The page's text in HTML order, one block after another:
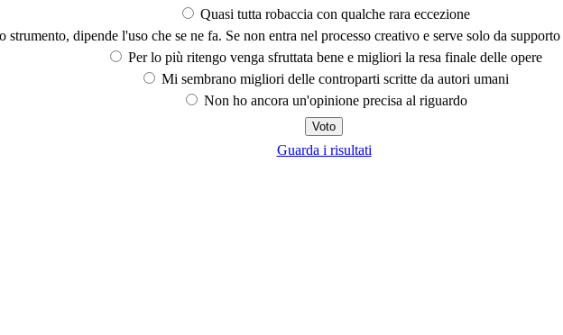
Quasi tutta robaccia con qualche rara eccezione
strumento, dipende l'uso che se ne fa. Se non entra nel processo creativo e serve solo da
Per lo più ritengo venga sfruttata bene e migliori la resa finale delle opere
Mi sembrano migliori delle controparti scritte da autori umani
Non ho ancora un'opinione precisa al riguardo
Guarda i risultati